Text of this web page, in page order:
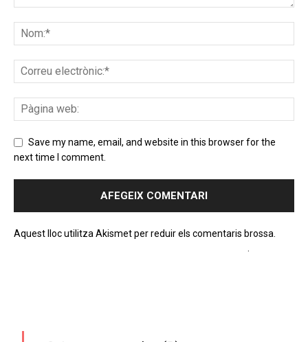
Save my name, email, and website in this browser for the
next time I comment.
Aquest lloc utilitza Akismet per reduir els comentaris brossa.
.